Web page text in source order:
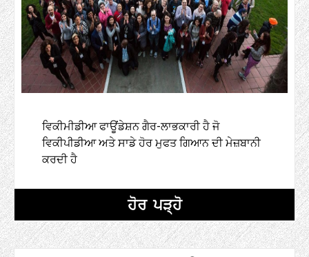
ਵਿਕੀਮੀਡੀਆ ਫਾਊਂਡੇਸ਼ਨ ਗੈਰ-ਲਾਭਕਾਰੀ ਹੈ ਜੋ
ਵਿਕੀਪੀਡੀਆ ਅਤੇ ਸਾਡੇ ਹੋਰ ਮੁਫਤ ਗਿਆਨ ਦੀ ਮੇਜ਼ਬਾਨੀ
ਕਰਦੀ ਹੈ
ਹੋਰ ਪੜ੍ਹੋ